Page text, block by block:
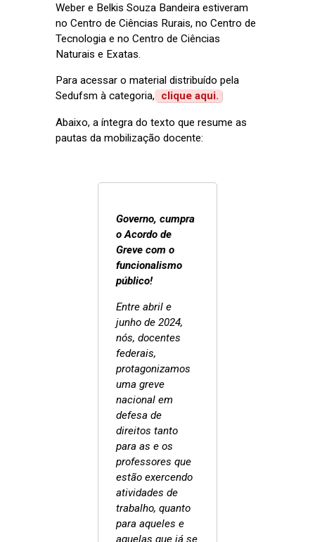
Weber e Belkis Souza Bandeira estiveram
no Centro de Ciências Rurais, no Centro de
Tecnologia e no Centro de Ciências
Naturais e Exatas.
Para acessar o material distribuído pela
Sedufsm à categoria, clique aqui.
Abaixo, a íntegra do texto que resume as
pautas da mobilização docente:
Governo, cumpra
o Acordo de
Greve com o
funcionalismo
público!
Entre abril e
junho de 2024,
nós, docentes
federais,
protagonizamos
uma greve
nacional em
defesa de
direitos tanto
para as e os
professores que
estão exercendo
atividades de
trabalho, quanto
para aqueles e
aquelas que já se